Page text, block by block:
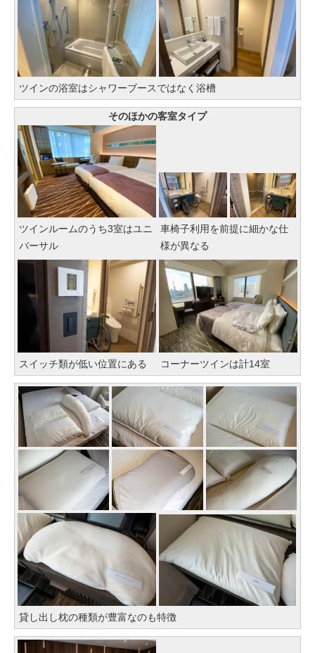
ツインの浴室はシャワーブースではなく浴槽
そのほかの客室タイプ
ツインルームのうち3室はユニ
バーサル
車椅子利用を前提に細かな仕
様が異なる
スイッチ類が低い位置にある コーナーツインは計14室
貸し出し枕の種類が豊富なのも特徴